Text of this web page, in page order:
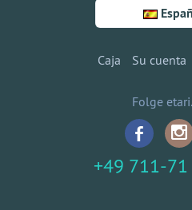
Caja Su cuenta
Folge
+49 711-